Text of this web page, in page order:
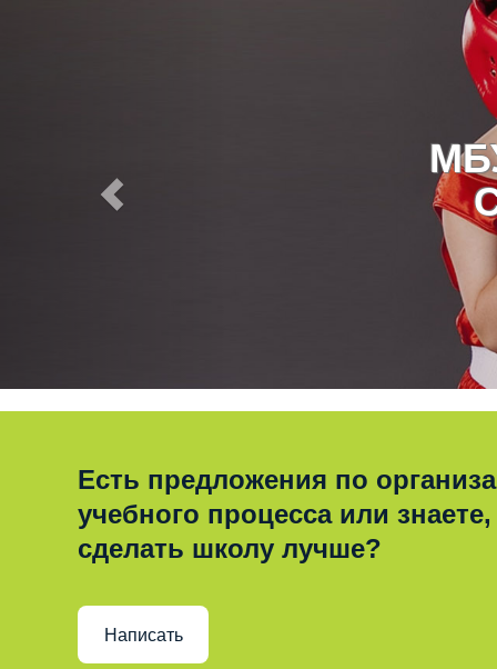
Есть предложения по
учебного процесса или знаете,
сделать школу лучше?
Написать